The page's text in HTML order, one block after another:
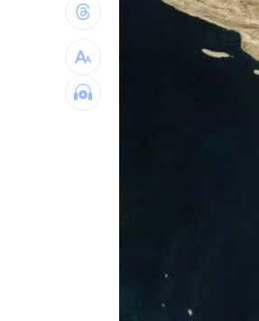
肥大叔曾狂播17小
轟慈濟遭詐5年沒
理想混蛋號召粉絲